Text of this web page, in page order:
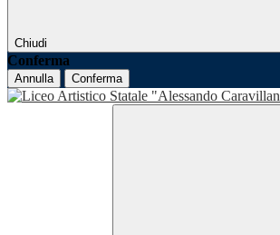
Chiudi
Conferma
Annulla Conferma